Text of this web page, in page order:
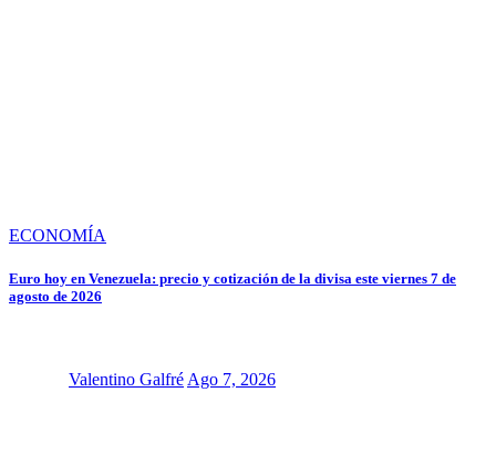
ECONOMÍA
Euro hoy en Venezuela: precio y cotización de la divisa este viernes 7 de
agosto de 2026
Valentino GalfréAgo 7, 2026